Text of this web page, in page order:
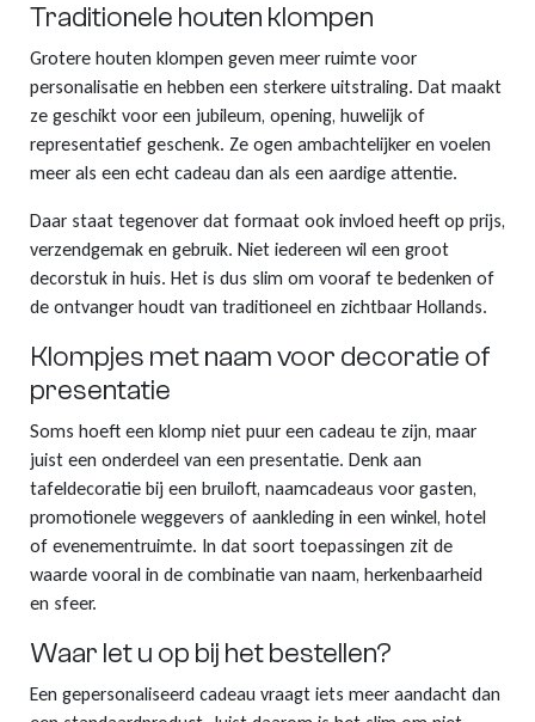
Traditionele houten klompen
Grotere houten klompen geven meer ruimte voor
personalisatie en hebben een sterkere uitstraling. Dat maakt
ze geschikt voor een jubileum, opening, huwelijk of
representatief geschenk. Ze ogen ambachtelijker en voelen
meer als een echt cadeau dan als een aardige attentie.
Daar staat tegenover dat formaat ook invloed heeft op prijs,
verzendgemak en gebruik. Niet iedereen wil een groot
decorstuk in huis. Het is dus slim om vooraf te bedenken of
de ontvanger houdt van traditioneel en zichtbaar Hollands.
Klompjes met naam voor decoratie of
presentatie
Soms hoeft een klomp niet puur een cadeau te zijn, maar
juist een onderdeel van een presentatie. Denk aan
tafeldecoratie bij een bruiloft, naamcadeaus voor gasten,
promotionele weggevers of aankleding in een winkel, hotel
of evenementruimte. In dat soort toepassingen zit de
waarde vooral in de combinatie van naam, herkenbaarheid
en sfeer.
Waar let u op bij het bestellen?
Een gepersonaliseerd cadeau vraagt iets meer aandacht dan